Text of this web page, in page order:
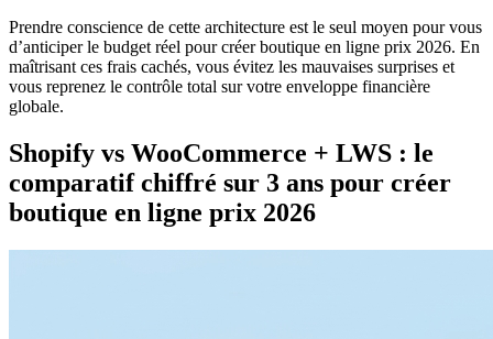
Prendre conscience de cette architecture est le seul moyen pour vous
d’anticiper le budget réel pour créer boutique en ligne prix 2026. En
maîtrisant ces frais cachés, vous évitez les mauvaises surprises et
vous reprenez le contrôle total sur votre enveloppe financière
globale.
Shopify vs WooCommerce + LWS : le
comparatif chiffré sur 3 ans pour créer
boutique en ligne prix 2026